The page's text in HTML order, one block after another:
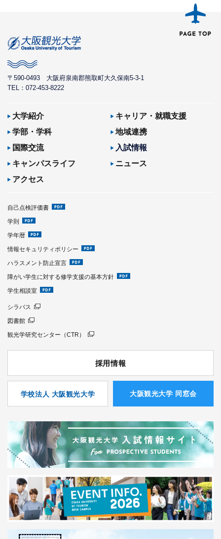
〒590-0493 大阪府泉南郡熊取町大久保南5-3-1
TEL：072-453-8222
大学紹介
キャリア・就職支援
学部・学科
地域連携
国際交流
入試情報
キャンパスライフ
ニュース
アクセス
自己点検評価書
学則
学年暦
情報セキュリティポリシー
ハラスメント防止宣言
障がい学生に対する修学支援の基本方針
学生相談室
シラバス
図書館
観光学研究センター（CTR）
採用情報
学校法人 大阪観光大学 ⼤阪観光⼤学 同窓会